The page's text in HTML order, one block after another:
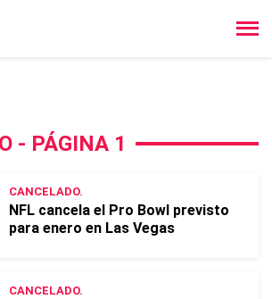
- PÁGINA 1
CANCELADO.
NFL cancela el Pro Bowl previsto
para enero en Las Vegas
CANCELADO.